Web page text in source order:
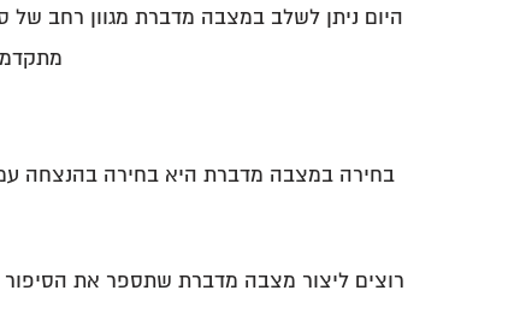
היום ניתן לשלב במצבה מדברת מגוון רחב של
בחירה במצבה מדברת היא בחירה בהנצחה
רוצים ליצור מצבה מדברת שתספר את